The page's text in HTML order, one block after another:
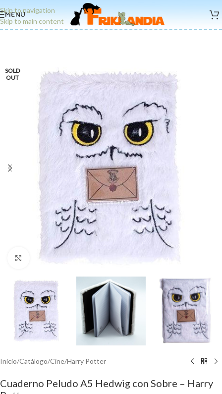
Skip to navigation
Skip to main content
MENU
SOLD
OUT
Click to enlarge
Inicio/Catálogo/Cine/Harry Potter
Cuaderno Peludo A5 Hedwig con Sobre – Harry